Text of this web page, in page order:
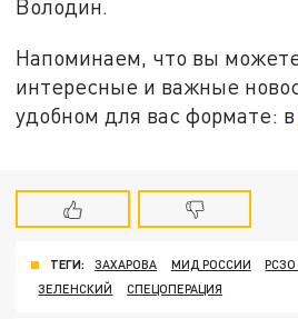
Володин.
Напоминаем, что вы
интересные и важные
удобном для вас формате: в
ТЕГИ: ЗАХАРОВА МИД РОССИИ РСЗО
ЗЕЛЕНСКИЙ
СПЕЦОПЕРАЦИЯ